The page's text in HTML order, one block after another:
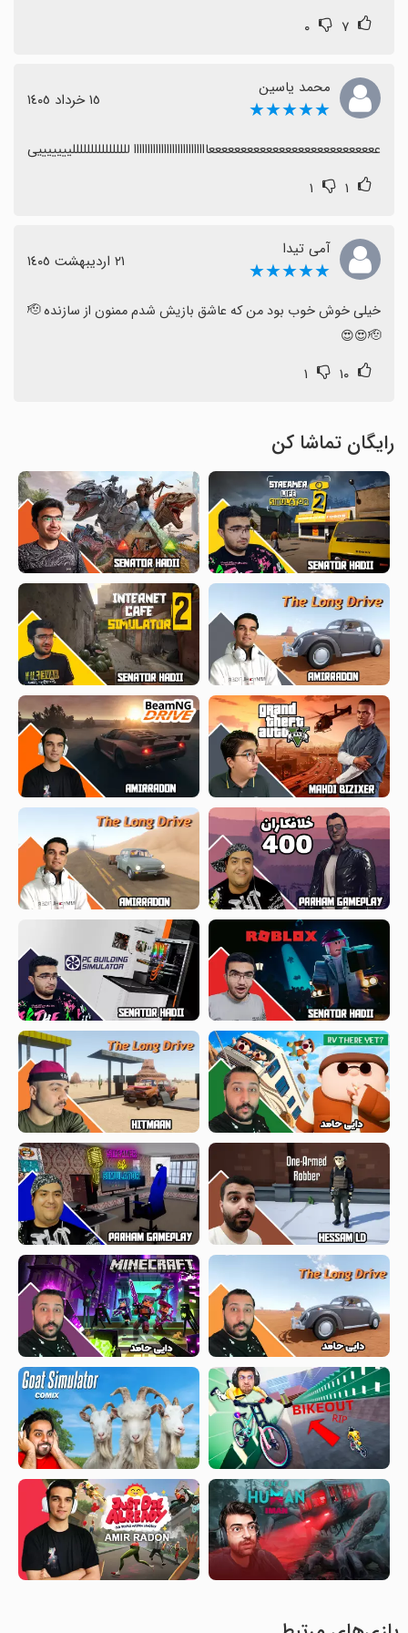
۷ ۰
محمد یاسین
★★★★★ ١٥ خرداد ١٤٠٥
عععععععععععععععععععععععععععااااااااااااااااااااااااااا للللللللللللللللیییییییی
۱ ۱
آمی تیدا
★★★★★ ٢١ اردیبهشت ١٤٠٥
خیلی خوش خوب بود من که عاشق بازیش شدم ممنون از سازنده 🫡
🫡😍😍
۱۰ ۱
رایگان تماشا کن